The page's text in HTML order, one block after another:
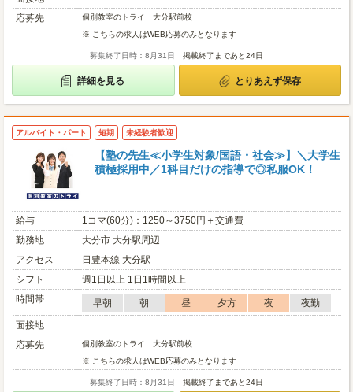
応募先
個別教室のトライ 大分駅前校
※ こちらの求人はWEB応募のみとなります
募集終了日時：8月31日 掲載終了まであと24日
詳細を見る とりあえず保存
アルバイト・パート 短期 未経験者歓迎
【塾の先生≪小学生対象/国語・社会≫】＼大学生
積極採用中／1科目だけの指導で◎私服OK！
給与
1コマ(60分)：1250～3750円＋交通費
勤務地
大分市 大分駅周辺
アクセス
日豊本線 大分駅
シフト
週1日以上 1日1時間以上
時間帯
早朝 朝 昼 夕方 夜
夜勤
面接地
応募先
個別教室のトライ 大分駅前校
※ こちらの求人はWEB応募のみとなります
募集終了日時：8月31日 掲載終了まであと24日